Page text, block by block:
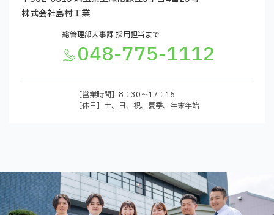
株式会社島村工業
総管理部人事課 採用担当まで
048-775-1112
［営業時間］8：30〜17：15
［休日］土、日、祝、夏季、年末年始